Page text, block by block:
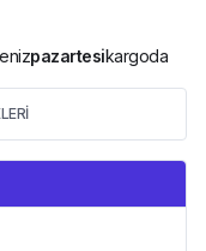
pazartesikargoda